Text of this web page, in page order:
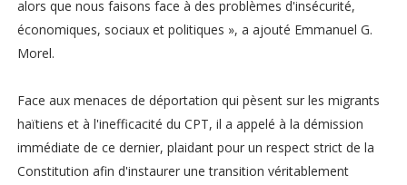
alors que nous faisons face à des problèmes d'insécurité,
économiques, sociaux et politiques », a ajouté Emmanuel G.
Morel.
Face aux menaces de déportation qui pèsent sur les migrants
haïtiens et à l'inefficacité du CPT, il a appelé à la démission
immédiate de ce dernier, plaidant pour un respect strict de la
Constitution afin d'instaurer une transition véritablement